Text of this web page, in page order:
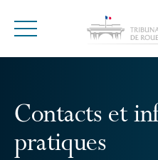
Menu
Contacts et
pratiques